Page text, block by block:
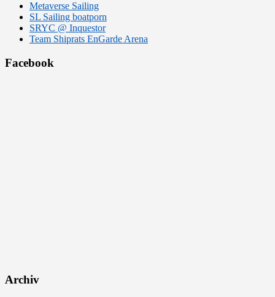
Metaverse Sailing
SL Sailing boatporn
SRYC @ Inquestor
Team Shiprats EnGarde Arena
Facebook
Archiv